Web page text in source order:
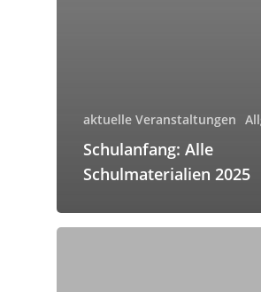
aktuelle Veranstaltungen
Schulanfang: Alle
Schulmaterialien 2025